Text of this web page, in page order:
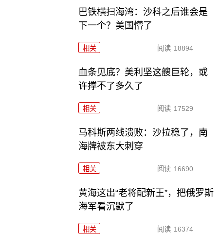
巴铁横扫海湾：沙科之后谁会是
下一个？美国懵了
相关 阅读 18894
血条见底？美利坚这艘巨轮，或
许撑不了多久了
相关 阅读 17529
马科斯两线溃败：沙拉稳了，南
海牌被东大刺穿
相关 阅读 16690
黄海这出“老将配新王”，把俄罗斯
海军看沉默了
相关 阅读 16374